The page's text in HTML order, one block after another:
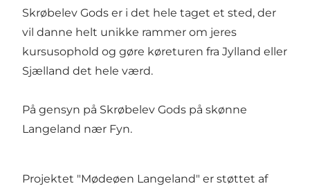
Skrøbelev Gods er i det hele taget et sted, der
vil danne helt unikke rammer om jeres
kursusophold og gøre køreturen fra Jylland eller
Sjælland det hele værd.
På gensyn på Skrøbelev Gods på skønne
Langeland nær Fyn.
Projektet "Mødeøen Langeland" er støttet af